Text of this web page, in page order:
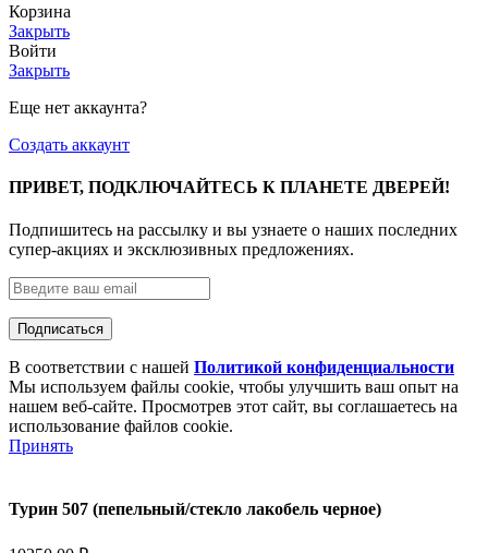
Корзина
Закрыть
Войти
Закрыть
Еще нет аккаунта?
Создать аккаунт
ПРИВЕТ, ПОДКЛЮЧАЙТЕСЬ К ПЛАНЕТЕ ДВЕРЕЙ!
Подпишитесь на рассылку и вы узнаете о наших последних
супер-акциях и эксклюзивных предложениях.
В соответствии с нашей Политикой конфиденциальности
Мы используем файлы cookie, чтобы улучшить ваш опыт на
нашем веб-сайте. Просмотрев этот сайт, вы соглашаетесь на
использование файлов cookie.
Принять
Турин 507 (пепельный/стекло лакобель черное)